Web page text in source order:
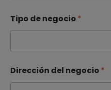
t
e
Tipo de negocio *
Dirección del negocio *